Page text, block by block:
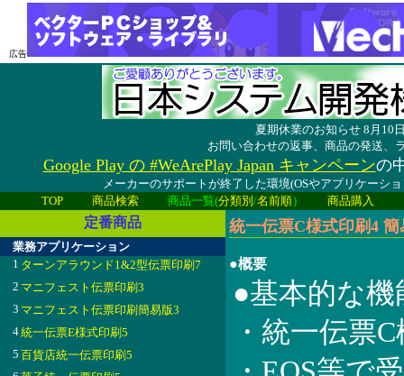
広告
夏期休業のお知らせ 8月10
お問い合わせの返事、商品の発送、
Google Play の #WeArePlay Japan キャンペーンの
メーカーのサポートが終了した環境(OSやアプリケーシ
TOP
商品検索 商品一覧(分類別 /名前順） 商品購入
定番商品
業務アプリケーション
1 ターンアラウンド1&2型伝票印刷7
2 マニフェスト伝票印刷3
3 マニフェスト伝票印刷簡易版3
4統一伝票E様式印刷5
5 百貨店統一伝票印刷5
統一伝票C様式印刷4
●概要
●基本的な機
・統一伝票